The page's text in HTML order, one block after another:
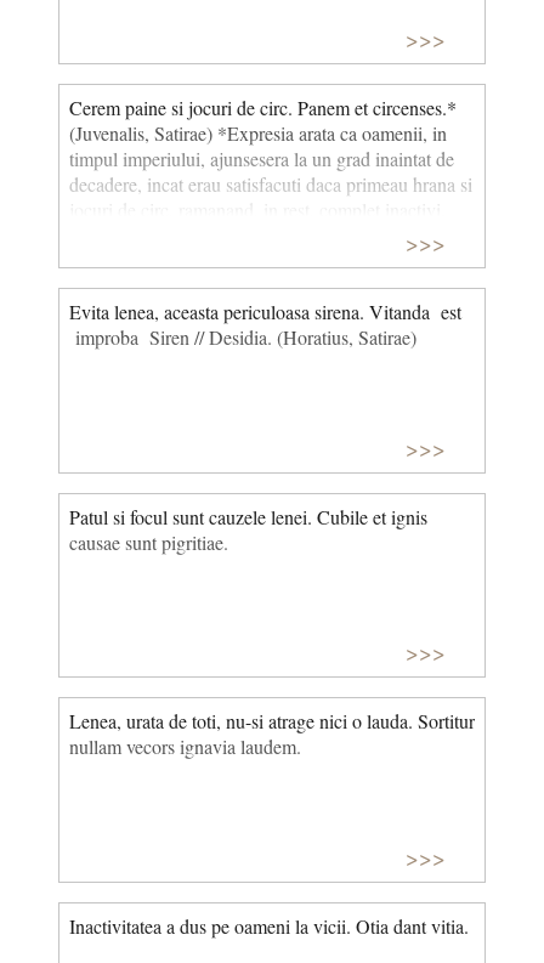
>>>
Cerem paine si jocuri de circ. Panem et circenses.*
(Juvenalis, Satirae) *Expresia arata ca oamenii, in
timpul imperiului, ajunsesera la un grad inaintat de
decadere, incat erau satisfacuti daca primeau hrana si
>>>
Evita lenea, aceasta periculoasa sirena. Vitanda est
improba Siren // Desidia. (Horatius, Satirae)
>>>
Patul si focul sunt cauzele lenei. Cubile et ignis
causae sunt pigritiae.
>>>
Lenea, urata de toti, nu-si atrage nici o lauda. Sortitur
nullam vecors ignavia laudem.
>>>
Inactivitatea a dus pe oameni la vicii. Otia dant vitia.